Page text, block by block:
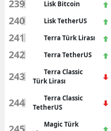
239 Lisk Bitcoin
240 Lisk TetherUS
241 Terra Türk Lirası
242 Terra TetherUS
243
Terra Classic
Türk Lirası
244
Terra Classic
TetherUS
Magic Türk